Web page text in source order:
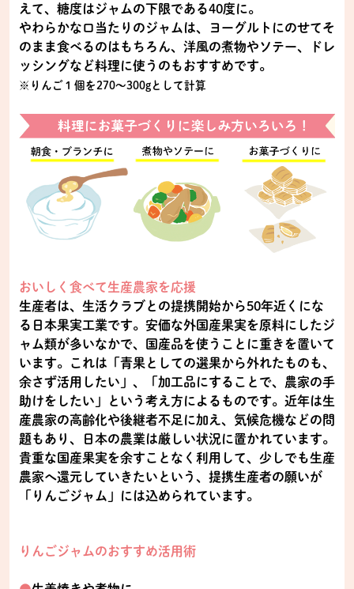
えて、糖度はジャムの下限である40度に。
やわらかな口当たりのジャムは、ヨーグルトにのせてそ
のまま食べるのはもちろん、洋風の煮物やソテー、ドレ
ッシングなど料理に使うのもおすすめです。
※りんご１個を270〜300gとして計算
おいしく食べて生産農家を応援
生産者は、生活クラブとの提携開始から50年近くにな
る日本果実工業です。安価な外国産果実を原料にしたジ
ャム類が多いなかで、国産品を使うことに重きを置いて
います。これは「青果としての選果から外れたものも、
余さず活用したい」、「加工品にすることで、農家の手
助けをしたい」という考え方によるものです。近年は生
産農家の高齢化や後継者不足に加え、気候危機などの問
題もあり、日本の農業は厳しい状況に置かれています。
貴重な国産果実を余すことなく利用して、少しでも生産
農家へ還元していきたいという、提携生産者の願いが
「りんごジャム」には込められています。
りんごジャムのおすすめ活用術